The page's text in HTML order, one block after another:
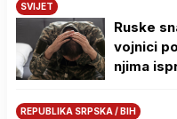
SVIJET
Ruske
vojnici
njima
REPUBLIKA SRPSKA / BIH